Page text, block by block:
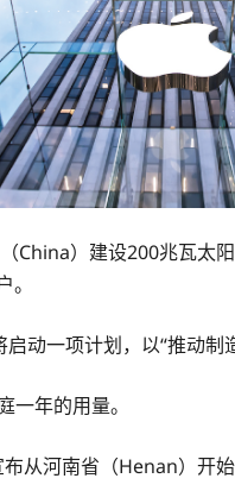
）建设200兆瓦太
动一项计划，以“推动
年的用量。
从河南省（Henan）开